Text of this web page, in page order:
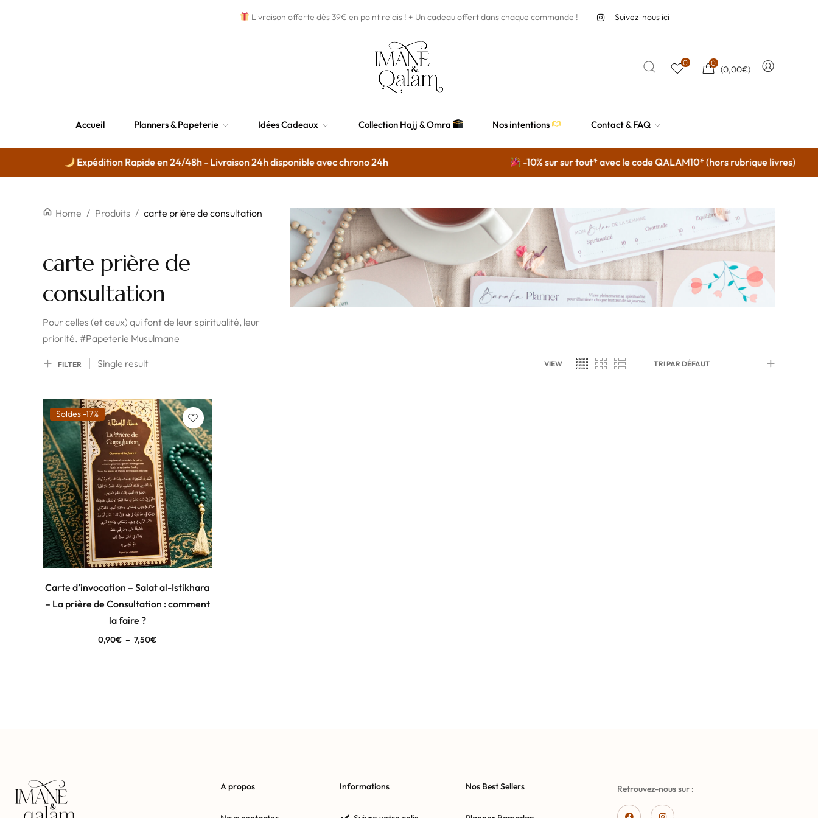
Livraison offerte dès 39€ en point relais ! + Un cadeau offert dans chaque commande ! Suivez-nous ici
0 0
(0,00€)
Accueil Planners & Papeterie Idées Cadeaux Collection Hajj & Omra Nos intentions Contact & FAQ
Expédition Rapide en 24/48h - Livraison 24h disponible avec chrono 24h -10% sur sur tout* avec le code QALAM10* (hors rubrique livres)
Home / Produits / carte prière de consultation
carte prière de
consultation
Pour celles (et ceux) qui font de leur spiritualité, leur
priorité. #Papeterie Musulmane
FILTER Single result VIEW TRI PAR DÉFAUT
Soldes -17%
Carte d’invocation – Salat al-Istikhara
– La prière de Consultation : comment
la faire ?
0,90€ – 7,50€
A propos Informations Nos Best Sellers Retrouvez-nous sur :